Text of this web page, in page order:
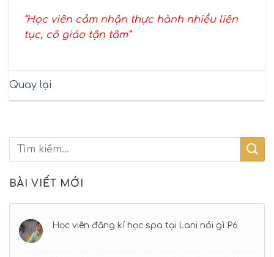
BÀI VIẾT MỚI
Học viên đăng kí học spa tại Lani nói gì P6
“Học viên cảm nhận thực hành nhiều liên
tục, cô giáo tận tâm”
Quay lại